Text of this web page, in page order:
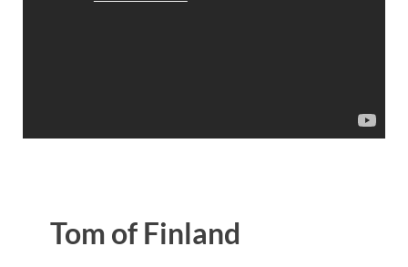
Tom of Finland